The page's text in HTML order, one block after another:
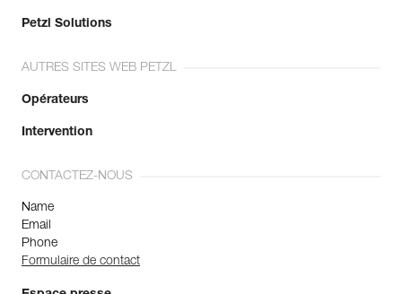
Petzl Solutions
AUTRES SITES WEB PETZL
Opérateurs
Intervention
CONTACTEZ-NOUS
Name
Email
Phone
Formulaire de contact